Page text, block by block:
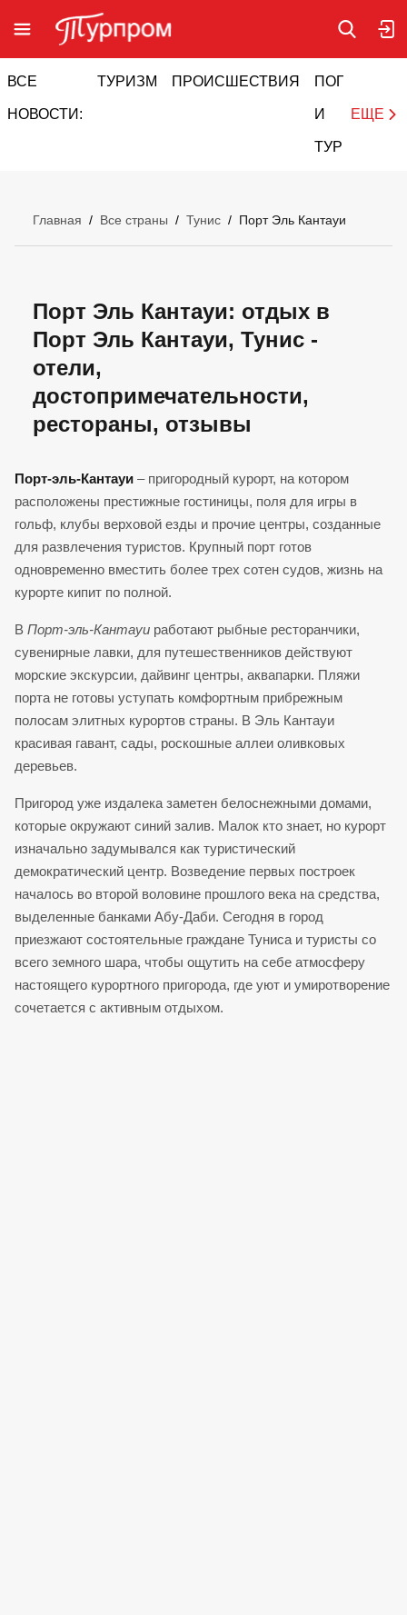
ВСЕ
НОВОСТИ:
ТУРИЗМ ПРОИСШЕСТВИЯ ПОГОДА
И
ТУРИЗМ
ЕЩЕ
Главная / Все страны / Тунис / Порт Эль Кантауи
Порт Эль Кантауи: отдых в
Порт Эль Кантауи, Тунис -
отели,
достопримечательности,
рестораны, отзывы
Порт-эль-Кантауи – пригородный курорт, на котором
расположены престижные гостиницы­, поля для игры в
гольф, клубы верховой езды и прочие центры, созданные
для развлечения туристов. Крупный порт готов
одновременно вместить более трех сотен судов, жизнь на
курорте кипит по полной.
В Порт-эль-Кантауи работают рыбные ресторанчики,
сувенирные лавки, для путешественников действуют
морские экскурсии, дайвинг центры, аквапарки. Пляжи
порта не готовы уступать комфортным прибрежным
полосам элитных курортов страны. В Эль Кантауи
красивая гавант, сады, роскошные аллеи оливковых
деревьев.
Пригород уже издалека заметен белоснежными домами,
которые окружают синий залив. Малок кто знает, но курорт
изначально задумывался как туристический
демократический центр. Возведение первых построек
началось во второй воловине прошлого века на средства,
выделенные банками Абу-Даби. Сегодня в город
приезжают состоятельные граждане Туниса и туристы со
всего земного шара, чтобы ощутить на себе атмосферу
настоящего курортного пригорода, где уют и умиротворение
сочетается с активным отдыхом.